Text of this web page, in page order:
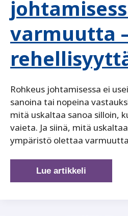
varmuutta
Rohkeus johtamisessa ei
sanoina tai nopeina
mitä uskaltaa sanoa silloin,
vaieta. Ja siinä, mitä
ympäristö olettaa
Rohkeus
johtamisessa
Lue artikkeli